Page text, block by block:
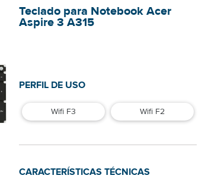
Teclado para Notebook Acer
Aspire 3 A315
PERFIL DE USO
Wifi F3 Wifi F2
CARACTERÍSTICAS TÉCNICAS